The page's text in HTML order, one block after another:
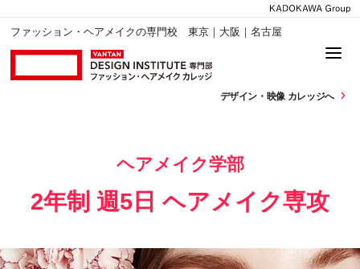
ファッション・ヘアメイクの専門校 東京｜大阪｜名古屋
デザイン・ 映像 カレッジへ
ヘアメイク学部
2年制 週5日 ヘアメイク専攻